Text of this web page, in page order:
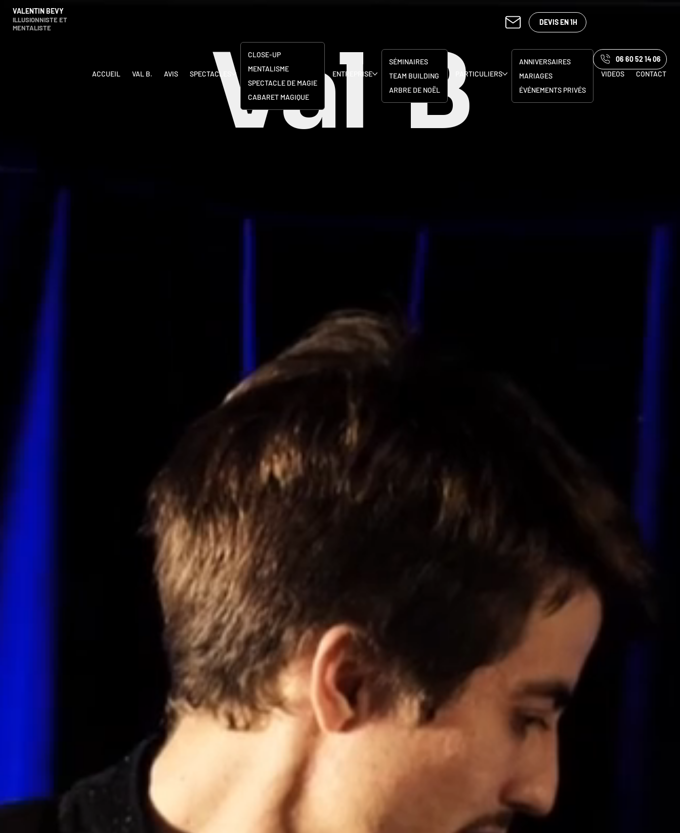
VALENTIN BEVY
ILLUSIONNISTE ET
MENTALISTE
ACCUEIL VAL B. AVIS SPECTACLES
CLOSE-UP
MENTALISME
SPECTACLE DE MAGIE
CABARET MAGIQUE
ENTREPRISE
SÉMINAIRES
TEAM BUILDING
ARBRE DE NOËL
PARTICULIERS
ANNIVERSAIRES
MARIAGES
ÉVÉNEMENTS PRIVÉS
VIDEOS CONTACT
DEVIS EN 1H
06 60 52 14 06
Val B